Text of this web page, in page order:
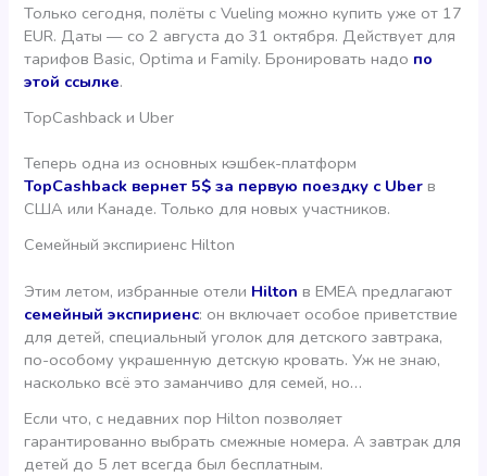
Только сегодня, полёты с Vueling можно купить уже от 17
EUR. Даты — со 2 августа до 31 октября. Действует для
тарифов Basic, Optima и Family. Бронировать надо по
этой ссылке.
TopCashback и Uber
Теперь одна из основных кэшбек-платформ
TopCashback вернет 5$ за первую поездку с Uber в
США или Канаде. Только для новых участников.
Семейный экспириенс Hilton
Этим летом, избранные отели Hilton в EMEA предлагают
семейный экспириенс: он включает особое приветствие
для детей, специальный уголок для детского завтрака,
по-особому украшенную детскую кровать. Уж не знаю,
насколько всё это заманчиво для семей, но…
Если что, с недавних пор Hilton позволяет
гарантированно выбрать смежные номера. А завтрак для
детей до 5 лет всегда был бесплатным.